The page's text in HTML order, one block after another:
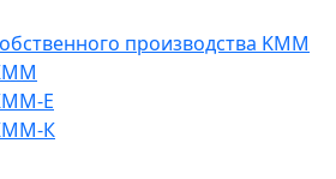
производства KMM
Е
К